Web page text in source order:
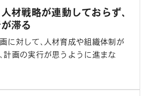
材戦略が連動しておらず、
滞る
に対して、人材育成や組織体制が
計画の実行が思うように進まな